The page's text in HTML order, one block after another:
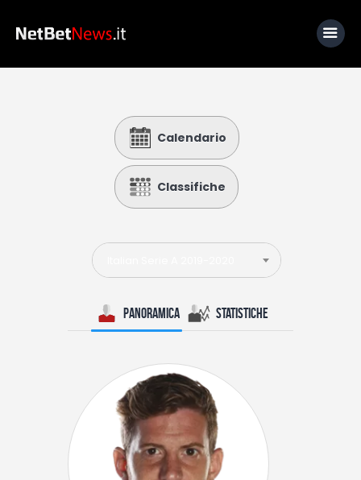
Calcio
Basket
Tennis
Lo Sapevi Che
I consigli di Giulia
Calendario
Classifiche
Panoramica Statistiche